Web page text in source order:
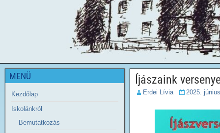
Íjászaink
Erdei Lívia 2025.
MENÜ
Kezdőlap
Iskolánkról
Bemutatkozás